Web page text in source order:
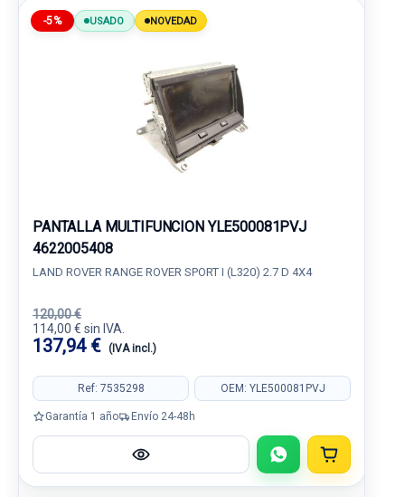
-5% USADO NOVEDAD
PANTALLA MULTIFUNCION YLE500081PVJ
4622005408
LAND ROVER RANGE ROVER SPORT I (L320) 2.7 D 4X4
120,00 €
114,00 € sin IVA.
137,94 € (IVA incl.)
Ref: 7535298 OEM: YLE500081PVJ
Garantía 1 año Envío 24-48h